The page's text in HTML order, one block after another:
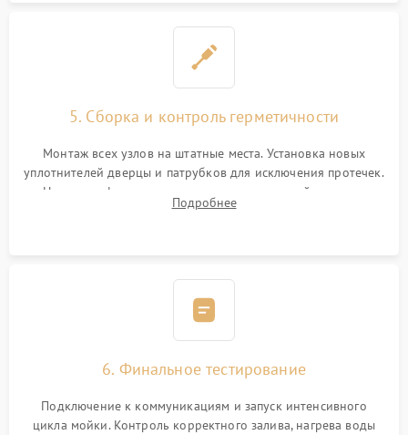
5. Сборка и контроль герметичности
Монтаж всех узлов на штатные места. Установка новых
уплотнителей дверцы и патрубков для исключения протечек.
Надежная фиксация хомутов гидравлической системы,
сборка корпуса и установка датчика поплавка.
Подробнее
6. Финальное тестирование
Подключение к коммуникациям и запуск интенсивного
цикла мойки. Контроль корректного залива, нагрева воды